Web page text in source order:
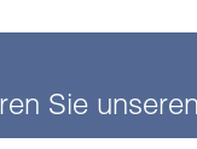
Sie